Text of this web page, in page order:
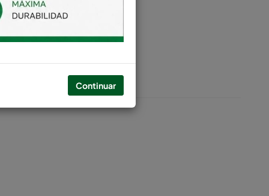
Continuar